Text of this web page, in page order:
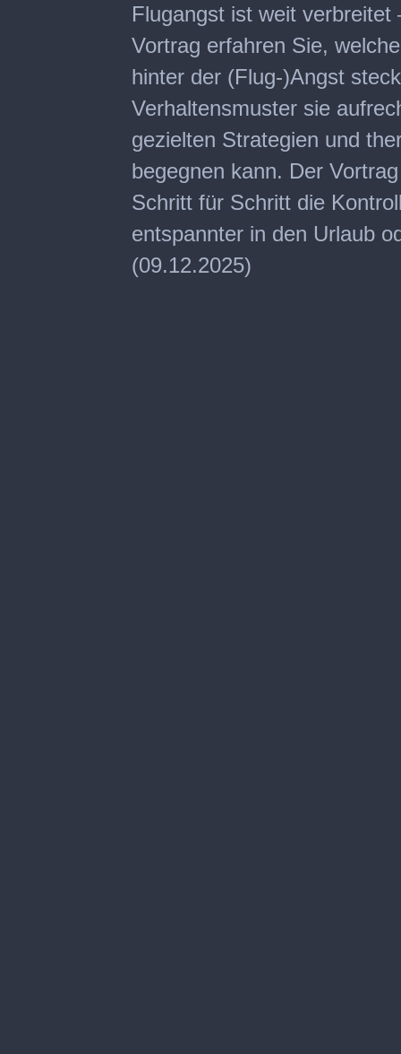
seconds
Flugangst ist weit
Vortrag erfahren Sie,
hinter der (Flug-)Angst
Verhaltensmuster sie
gezielten Strategien und
begegnen kann. Der
Schritt für Schritt die
entspannter in den Urlaub
(09.12.2025)